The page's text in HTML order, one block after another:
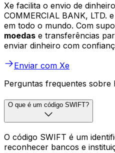
Xe facilita o envio de
COMMERCIAL BANK, LTD.
em todo o mundo. Com
moedas e transferências
enviar dinheiro com
Enviar com Xe
Perguntas frequentes sobre
O que é um código SWIFT?
O código SWIFT é um
reconhecer bancos e